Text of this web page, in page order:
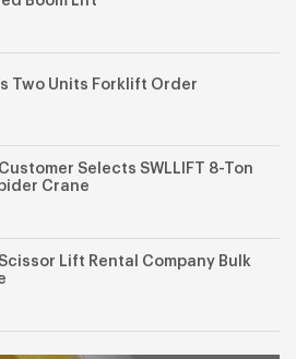
Two Units Forklift Order
Selects SWLLIFT 8-Ton
Crane
Lift Rental Company Bulk